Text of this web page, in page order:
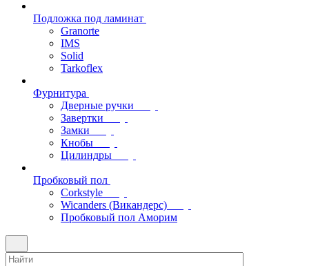
Подложка под ламинат
Granorte
IMS
Solid
Tarkoflex
Фурнитура
Дверные ручки
Завертки
Замки
Кнобы
Цилиндры
Пробковый пол
Corkstyle
Wicanders (Викандерс)
Пробковый пол Аморим